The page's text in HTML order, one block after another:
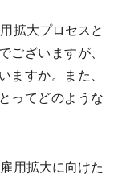
拡大プロセスと
ございますが、
ますか。また、
ってどのような
用拡大に向けた